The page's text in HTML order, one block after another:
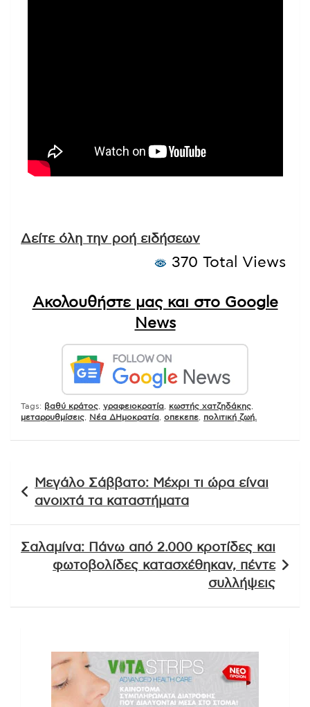
Δείτε όλη την ροή ειδήσεων
370 Total Views
Ακολουθήστε μας και στο Google
News
Tags: βαθύ κράτος γραφειοκρατία κωστής χατζηδάκης
μεταρρυθμίσεις
Νέα ΔΗμοκρατία οπεκεπε πολιτική ζωή.
άρθρων
Μεγάλο Σάββατο: Μέχρι τι ώρα είναι
ανοιχτά τα καταστήματα
Σαλαμίνα: Πάνω από 2.000 κροτίδες και
φωτοβολίδες κατασχέθηκαν, πέντε
συλλήψεις